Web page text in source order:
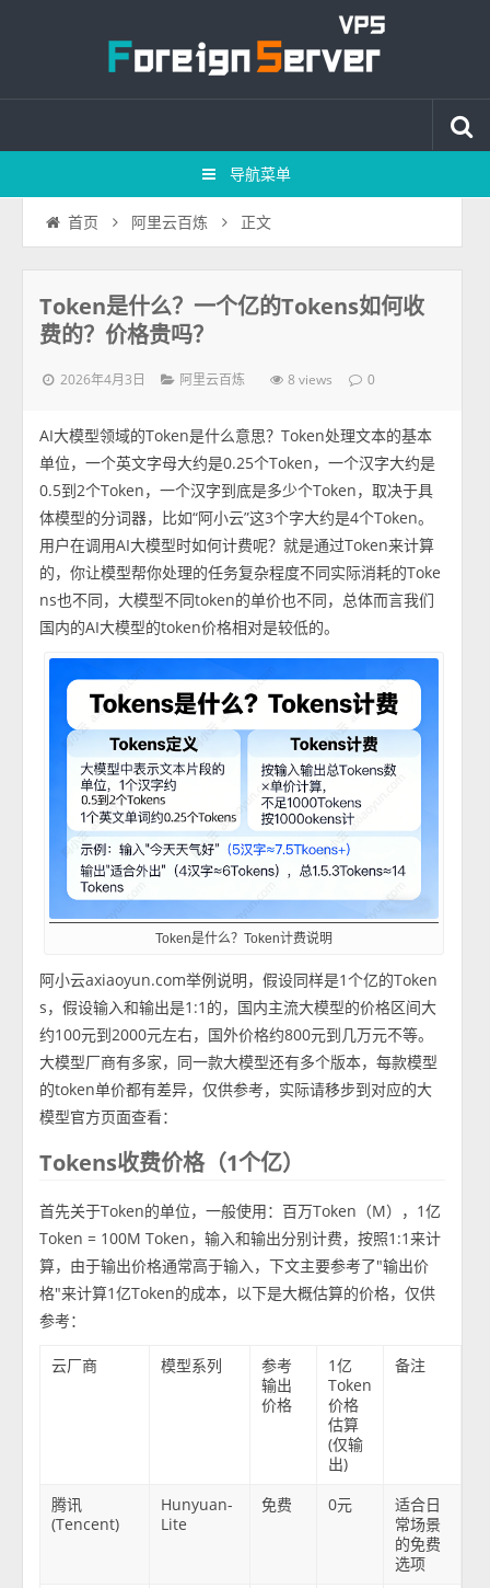
导航菜单
首页 阿里云百炼 正文
Token是什么？一个亿的Tokens如何收
费的？价格贵吗？
2026年4月3日 阿里云百炼 8 views 0
AI大模型领域的Token是什么意思？Token处理文本的基本
单位，一个英文字母大约是0.25个Token，一个汉字大约是
0.5到2个Token，一个汉字到底是多少个Token，取决于具
体模型的分词器，比如“阿小云”这3个字大约是4个Token。
用户在调用AI大模型时如何计费呢？就是通过Token来计算
的，你让模型帮你处理的任务复杂程度不同实际消耗的Toke
ns也不同，大模型不同token的单价也不同，总体而言我们
国内的AI大模型的token价格相对是较低的。
Token是什么？Token计费说明
阿小云axiaoyun.com举例说明，假设同样是1个亿的Token
s，假设输入和输出是1:1的，国内主流大模型的价格区间大
约100元到2000元左右，国外价格约800元到几万元不等。
大模型厂商有多家，同一款大模型还有多个版本，每款模型
的token单价都有差异，仅供参考，实际请移步到对应的大
模型官方页面查看：
Tokens收费价格（1个亿）
首先关于Token的单位，一般使用：百万Token（M），1亿
Token = 100M Token，输入和输出分别计费，按照1:1来计
算，由于输出价格通常高于输入，下文主要参考了"输出价
格"来计算1亿Token的成本，以下是大概估算的价格，仅供
参考：
云厂商 模型系列
参考
输出
价格
1亿
Token
价格
估算
(仅输
出)
备注
腾讯
(Tencent)
Hunyuan-
Lite
免费 0元
适合日
常场景
的免费
选项